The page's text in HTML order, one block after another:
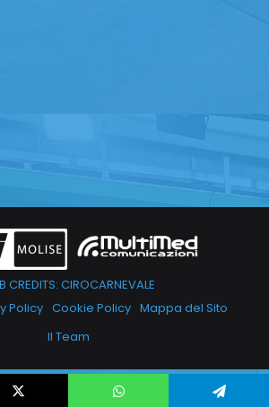
CREDITS: CIROCARNEVALE
Policy Cookie Policy Mappa del Sito
Il Team